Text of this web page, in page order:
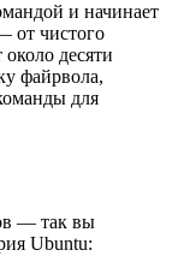
и начинает
от чистого
десяти
файрвола,
для
— так вы
Ubuntu: